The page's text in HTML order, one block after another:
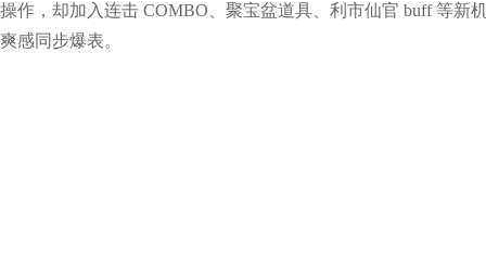
操作，却加入连击 COMBO、聚宝盆道具、利市仙官 buff 等新
爽感同步爆表。